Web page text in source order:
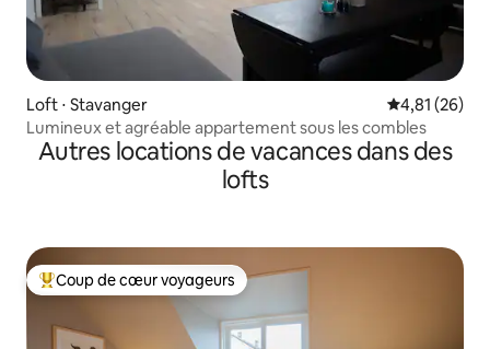
Loft ⋅ Stavanger Évaluation
4,81 (26)
Lumineux et agréable appartement sous les combles
Autres locations de vacances dans des
lofts
Coups de cœur voyageurs les plus appréciés
Coup de cœur voyageurs